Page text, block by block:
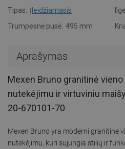
Tipas: Įleidžiamasis
Trumpesnė pusė: 495 mm
Aprašymas
Mexen Bruno granitinė
nutekėjimu ir virtuviniu
20-670101-70
Mexen Bruno yra moderni granitinė
nutekėjimu, kuri sujungia stilių ir